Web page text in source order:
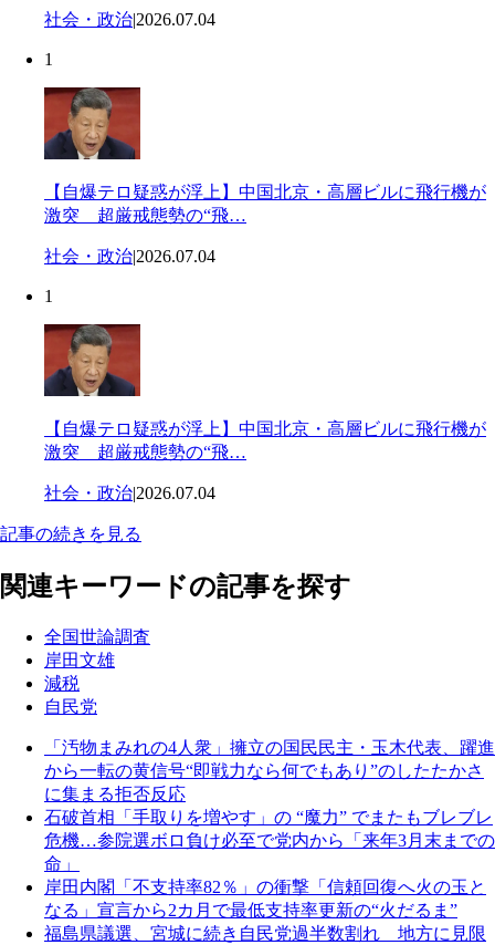
社会・政治|2026.07.04
1
【自爆テロ疑惑が浮上】中国北京・高層ビルに飛行機が
激突 超厳戒態勢の“飛…
社会・政治|2026.07.04
1
【自爆テロ疑惑が浮上】中国北京・高層ビルに飛行機が
激突 超厳戒態勢の“飛…
社会・政治|2026.07.04
記事の続きを見る
関連キーワードの記事を探す
全国世論調査
岸田文雄
減税
自民党
「汚物まみれの4人衆」擁立の国民民主・玉木代表、躍進
から一転の黄信号“即戦力なら何でもあり”のしたたかさ
に集まる拒否反応
石破首相「手取りを増やす」の “魔力” でまたもブレブレ
危機…参院選ボロ負け必至で党内から「来年3月末までの
命」
岸田内閣「不支持率82％」の衝撃「信頼回復へ火の玉と
なる」宣言から2カ月で最低支持率更新の“火だるま”
福島県議選、宮城に続き自民党過半数割れ 地方に見限